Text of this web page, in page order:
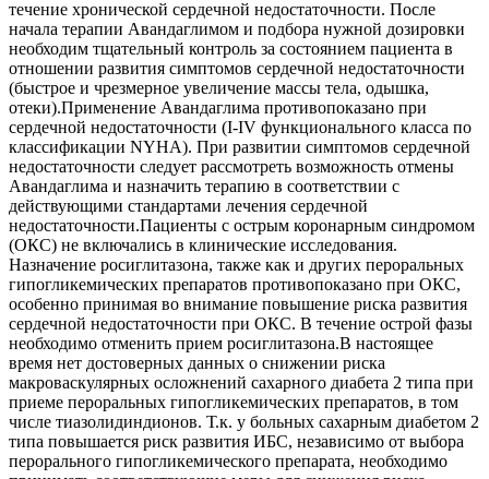
течение хронической сердечной недостаточности. После
начала терапии Авандаглимом и подбора нужной дозировки
необходим тщательный контроль за состоянием пациента в
отношении развития симптомов сердечной недостаточности
(быстрое и чрезмерное увеличение массы тела, одышка,
отеки).Применение Авандаглима противопоказано при
сердечной недостаточности (I-IV функционального класса по
классификации NYHA). При развитии симптомов сердечной
недостаточности следует рассмотреть возможность отмены
Авандаглима и назначить терапию в соответствии с
действующими стандартами лечения сердечной
недостаточности.Пациенты с острым коронарным синдромом
(ОКС) не включались в клинические исследования.
Назначение росиглитазона, также как и других пероральных
гипогликемических препаратов противопоказано при ОКС,
особенно принимая во внимание повышение риска развития
сердечной недостаточности при ОКС. В течение острой фазы
необходимо отменить прием росиглитазона.В настоящее
время нет достоверных данных о снижении риска
макроваскулярных осложнений сахарного диабета 2 типа при
приеме пероральных гипогликемических препаратов, в том
числе тиазолидиндионов. Т.к. у больных сахарным диабетом 2
типа повышается риск развития ИБС, независимо от выбора
перорального гипогликемического препарата, необходимо